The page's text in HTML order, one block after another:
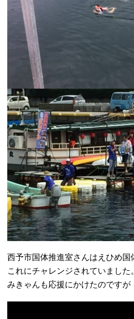
西予市国体推進室さんはえひめ国
これにチャレンジされていました。
みきゃんも応援にかけたのですが